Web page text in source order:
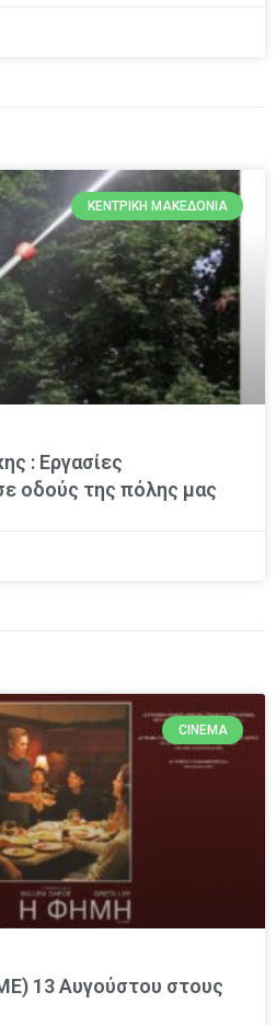
ΚΕΝΤΡΙΚΉ ΜΑΚΕΔΟΝΊΑ
: Εργασίες
οδούς της πόλης μας
CINEMA
13 Αυγούστου στους